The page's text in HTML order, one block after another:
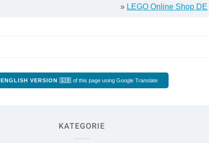
» LEGO Online Shop DE
ENGLISH VERSION 🇬🇧 of this page using Google Translate
KATEGORIE